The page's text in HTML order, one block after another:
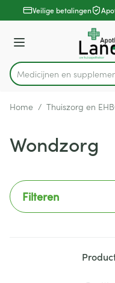
Ga naar de inhoud
1 van 1Veilige betalingen
Menu
Product, merk,
Medic
Home / Thuiszorg en
Wondzorg
Filteren